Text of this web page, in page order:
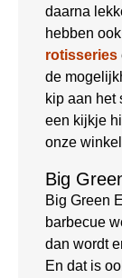
daarna
hebben
rotisseries
de
kip aan het
een kijkje
onze
Big
Big Green
barbecue
dan wordt
En dat is